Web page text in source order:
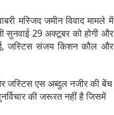
मस्जिद जमीन विवाद मामले में
सुनवाई 29 अक्टूबर को होगी और
जस्टिस संजय किशन कौल और
जस्टिस एस अब्दुल नजीर की बेंच
की जरूरत नहीं है जिसमें